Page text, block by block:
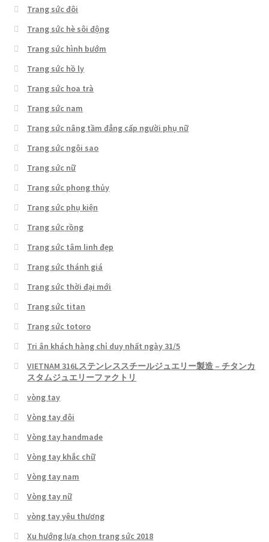
Trang sức đôi
Trang sức hè sôi động
Trang sức hình bướm
Trang sức hồ ly
Trang sức hoa trà
Trang sức nam
Trang sức nâng tầm đẳng cấp người phụ nữ
Trang sức ngôi sao
Trang sức nữ
Trang sức phong thủy
Trang sức phụ kiện
Trang sức rồng
Trang sức tâm linh đẹp
Trang sức thánh giá
Trang sức thời đại mới
Trang sức titan
Trang sức totoro
Tri ân khách hàng chỉ duy nhất ngày 31/5
VIETNAM 316Lステンレススチールジュエリー製造 – チタンカ
スタムジュエリーファクトリ
vòng tay
Vòng tay đôi
Vòng tay handmade
Vòng tay khắc chữ
Vòng tay nam
Vòng tay nữ
vòng tay yêu thương
Xu hướng lựa chọn trang sức 2018